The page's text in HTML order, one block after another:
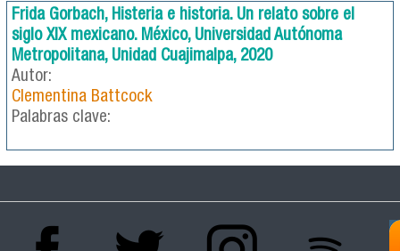
Frida Gorbach, Histeria e historia. Un relato sobre el
siglo XIX mexicano. México, Universidad Autónoma
Metropolitana, Unidad Cuajimalpa, 2020
Autor:
Clementina Battcock
Palabras clave: